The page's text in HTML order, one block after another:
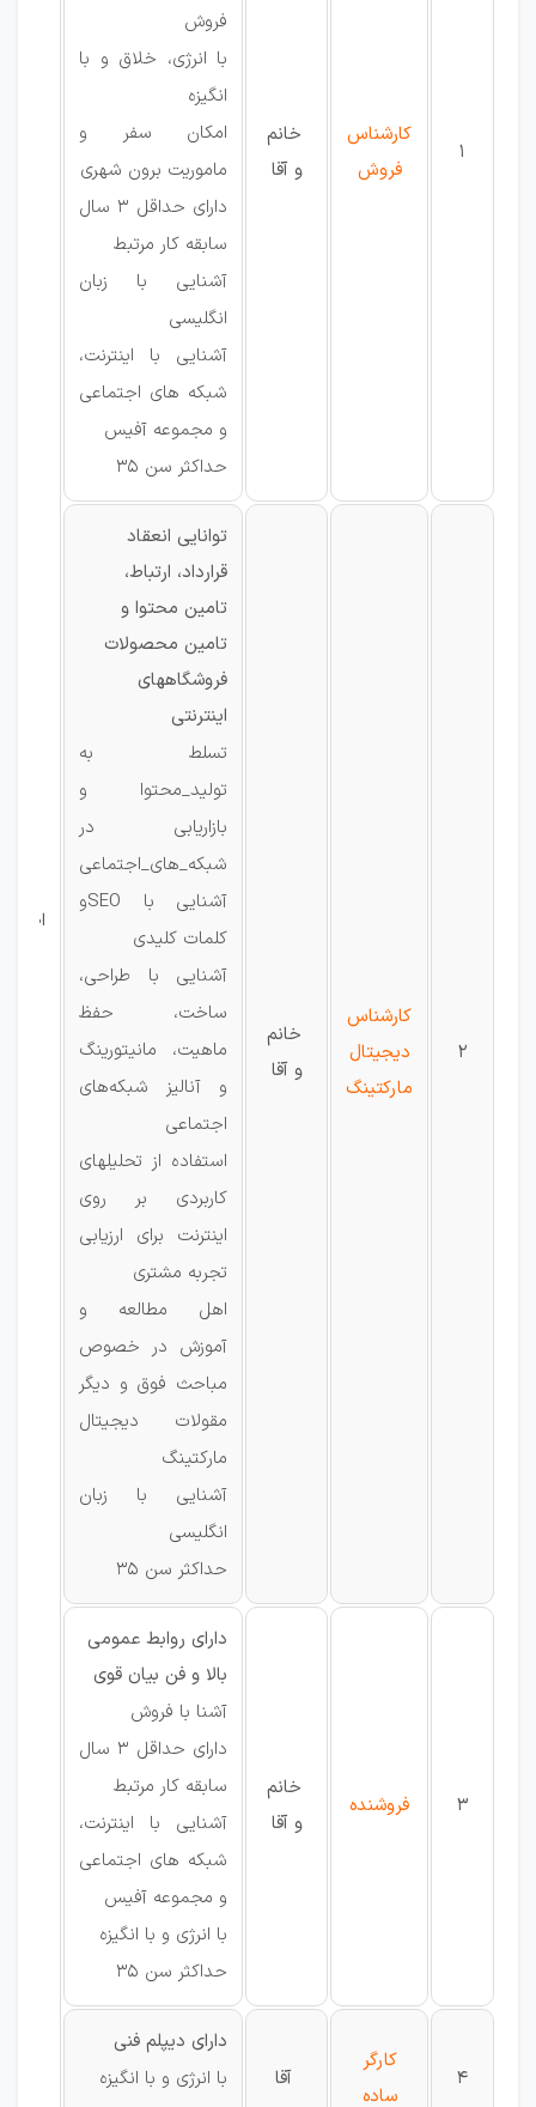
1
کارشناس
فروش
خانم
و آقا
فروش
با انرژی، خلاق و با
انگیزه
امکان سفر و
ماموریت برون شهری
دارای حداقل 3 سال
سابقه کار مرتبط
آشنایی با زبان
انگلیسی
آشنایی با اینترنت،
شبکه های اجتماعی
و مجموعه آفیس
حداکثر سن 35
2
کارشناس
دیجیتال
مارکتینگ
خانم
و آقا
توانایی انعقاد
قرارداد، ارتباط،
تامین محتوا و
تامین محصولات
فروشگاههای
اینترنتی
تسلط به
تولید_محتوا و
بازاریابی در
شبکه_های_اجتماعی
آشنایی با SEOو
کلمات کلیدی
آشنایی با طراحی،
ساخت، حفظ
ماهیت، مانیتورینگ
و آنالیز شبکه‌های
اجتماعی
استفاده از تحلیلهای
کاربردی بر روی
اینترنت برای ارزیابی
تجربه مشتری
اهل مطالعه و
آموزش در خصوص
مباحث فوق و دیگر
مقولات دیجیتال
مارکتینگ
آشنایی با زبان
انگلیسی
حداکثر سن 35
3 فروشنده
خانم
و آقا
دارای روابط عمومی
بالا و فن بیان قوی
آشنا با فروش
دارای حداقل 3 سال
سابقه کار مرتبط
آشنایی با اینترنت،
شبکه های اجتماعی
و مجموعه آفیس
با انرژی و با انگیزه
حداکثر سن 35
4
کارگر
ساده
آقا
دارای دیپلم فنی
با انرژی و با انگیزه